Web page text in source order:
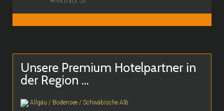
Unsere Premium Hotelpartner in
der Region ...
Allgäu / Bodensee / Schwäbische Alb